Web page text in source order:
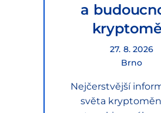
a
27. 8. 2026
Brno
Nejčerstvější
světa